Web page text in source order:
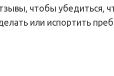
чтобы убедиться,
или испортить